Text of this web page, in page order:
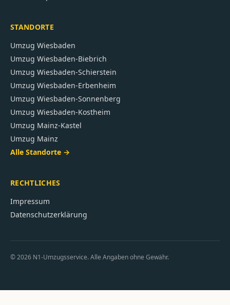
STANDORTE
Umzug Wiesbaden
Umzug Wiesbaden-Biebrich
Umzug Wiesbaden-Schierstein
Umzug Wiesbaden-Erbenheim
Umzug Wiesbaden-Sonnenberg
Umzug Wiesbaden-Kostheim
Umzug Mainz-Kastel
Umzug Mainz
Alle Standorte →
RECHTLICHES
Impressum
Datenschutzerklärung
©2026 N1-Umzugsservice. Alle Angaben ohne Gewähr.